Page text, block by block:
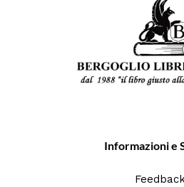
Informazioni e